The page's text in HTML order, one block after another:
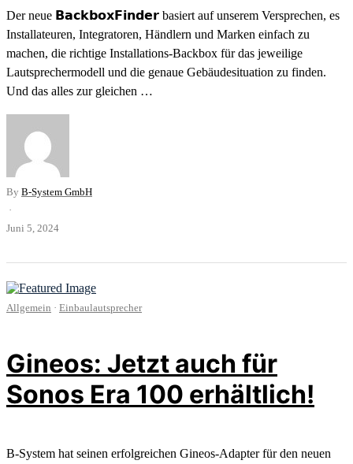
Der neue 𝗕𝗮𝗰𝗸𝗯𝗼𝘅𝗙𝗶𝗻𝗱𝗲𝗿 basiert auf unserem Versprechen, es
Installateuren, Integratoren, Händlern und Marken einfach zu
machen, die richtige Installations-Backbox für das jeweilige
Lautsprechermodell und die genaue Gebäudesituation zu finden.
Und das alles zur gleichen …
By B-System GmbH
·
Juni 5, 2024
Allgemein · Einbaulautsprecher
Gineos: Jetzt auch für
Sonos Era 100 erhältlich!
B-System hat seinen erfolgreichen Gineos-Adapter für den neuen